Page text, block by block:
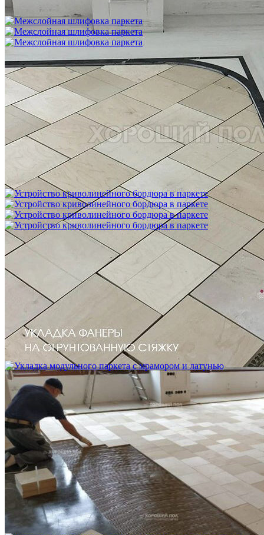
750 ₽
Межслойная шлифовка паркета
1 200 ₽
Устройство криволинейного бордюра в паркете
2 500 ₽
Укладка модульного паркета с мрамором и латунью
3 500 ₽